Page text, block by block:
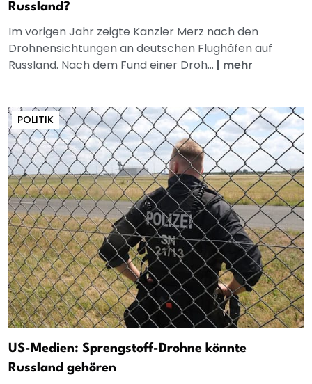
Russland?
Im vorigen Jahr zeigte Kanzler Merz nach den
Drohnensichtungen an deutschen Flughäfen auf
Russland. Nach dem Fund einer Droh... | mehr
POLITIK
US-Medien: Sprengstoff-Drohne könnte
Russland gehören